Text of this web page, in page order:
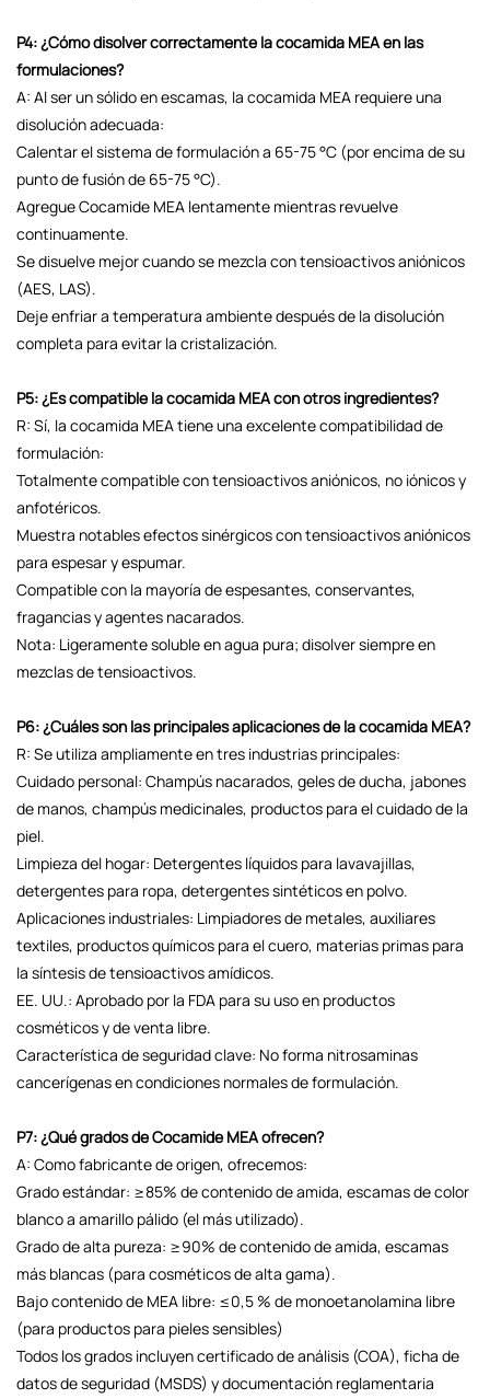
P4: ¿Cómo disolver correctamente la cocamida MEA en las
formulaciones?
A: Al ser un sólido en escamas, la cocamida MEA requiere una
disolución adecuada:
Calentar el sistema de formulación a 65-75 °C (por encima de su
punto de fusión de 65-75 °C).
Agregue Cocamide MEA lentamente mientras revuelve
continuamente.
Se disuelve mejor cuando se mezcla con tensioactivos aniónicos
(AES, LAS).
Deje enfriar a temperatura ambiente después de la disolución
completa para evitar la cristalización.
P5: ¿Es compatible la cocamida MEA con otros ingredientes?
R: Sí, la cocamida MEA tiene una excelente compatibilidad de
formulación:
Totalmente compatible con tensioactivos aniónicos, no iónicos y
anfotéricos.
Muestra notables efectos sinérgicos con tensioactivos aniónicos
para espesar y espumar.
Compatible con la mayoría de espesantes, conservantes,
fragancias y agentes nacarados.
Nota: Ligeramente soluble en agua pura; disolver siempre en
mezclas de tensioactivos.
P6: ¿Cuáles son las principales aplicaciones de la cocamida MEA?
R: Se utiliza ampliamente en tres industrias principales:
Cuidado personal: Champús nacarados, geles de ducha, jabones
de manos, champús medicinales, productos para el cuidado de la
piel.
Limpieza del hogar: Detergentes líquidos para lavavajillas,
detergentes para ropa, detergentes sintéticos en polvo.
Aplicaciones industriales: Limpiadores de metales, auxiliares
textiles, productos químicos para el cuero, materias primas para
la síntesis de tensioactivos amídicos.
EE. UU.: Aprobado por la FDA para su uso en productos
cosméticos y de venta libre.
Característica de seguridad clave: No forma nitrosaminas
cancerígenas en condiciones normales de formulación.
P7: ¿Qué grados de Cocamide MEA ofrecen?
A: Como fabricante de origen, ofrecemos:
Grado estándar: ≥85% de contenido de amida, escamas de color
blanco a amarillo pálido (el más utilizado).
Grado de alta pureza: ≥90% de contenido de amida, escamas
más blancas (para cosméticos de alta gama).
Bajo contenido de MEA libre: ≤0,5 % de monoetanolamina libre
(para productos para pieles sensibles)
Todos los grados incluyen certificado de análisis (COA), ficha de
datos de seguridad (MSDS) y documentación reglamentaria